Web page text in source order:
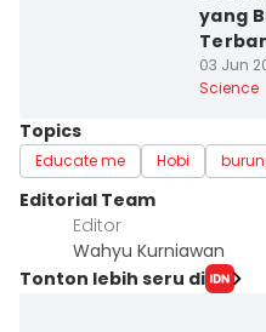
yang
03 Jun
Science
Topics
Educate me Hobi
Editorial Team
Editor
Wahyu Kurniawan
Tonton lebih seru di